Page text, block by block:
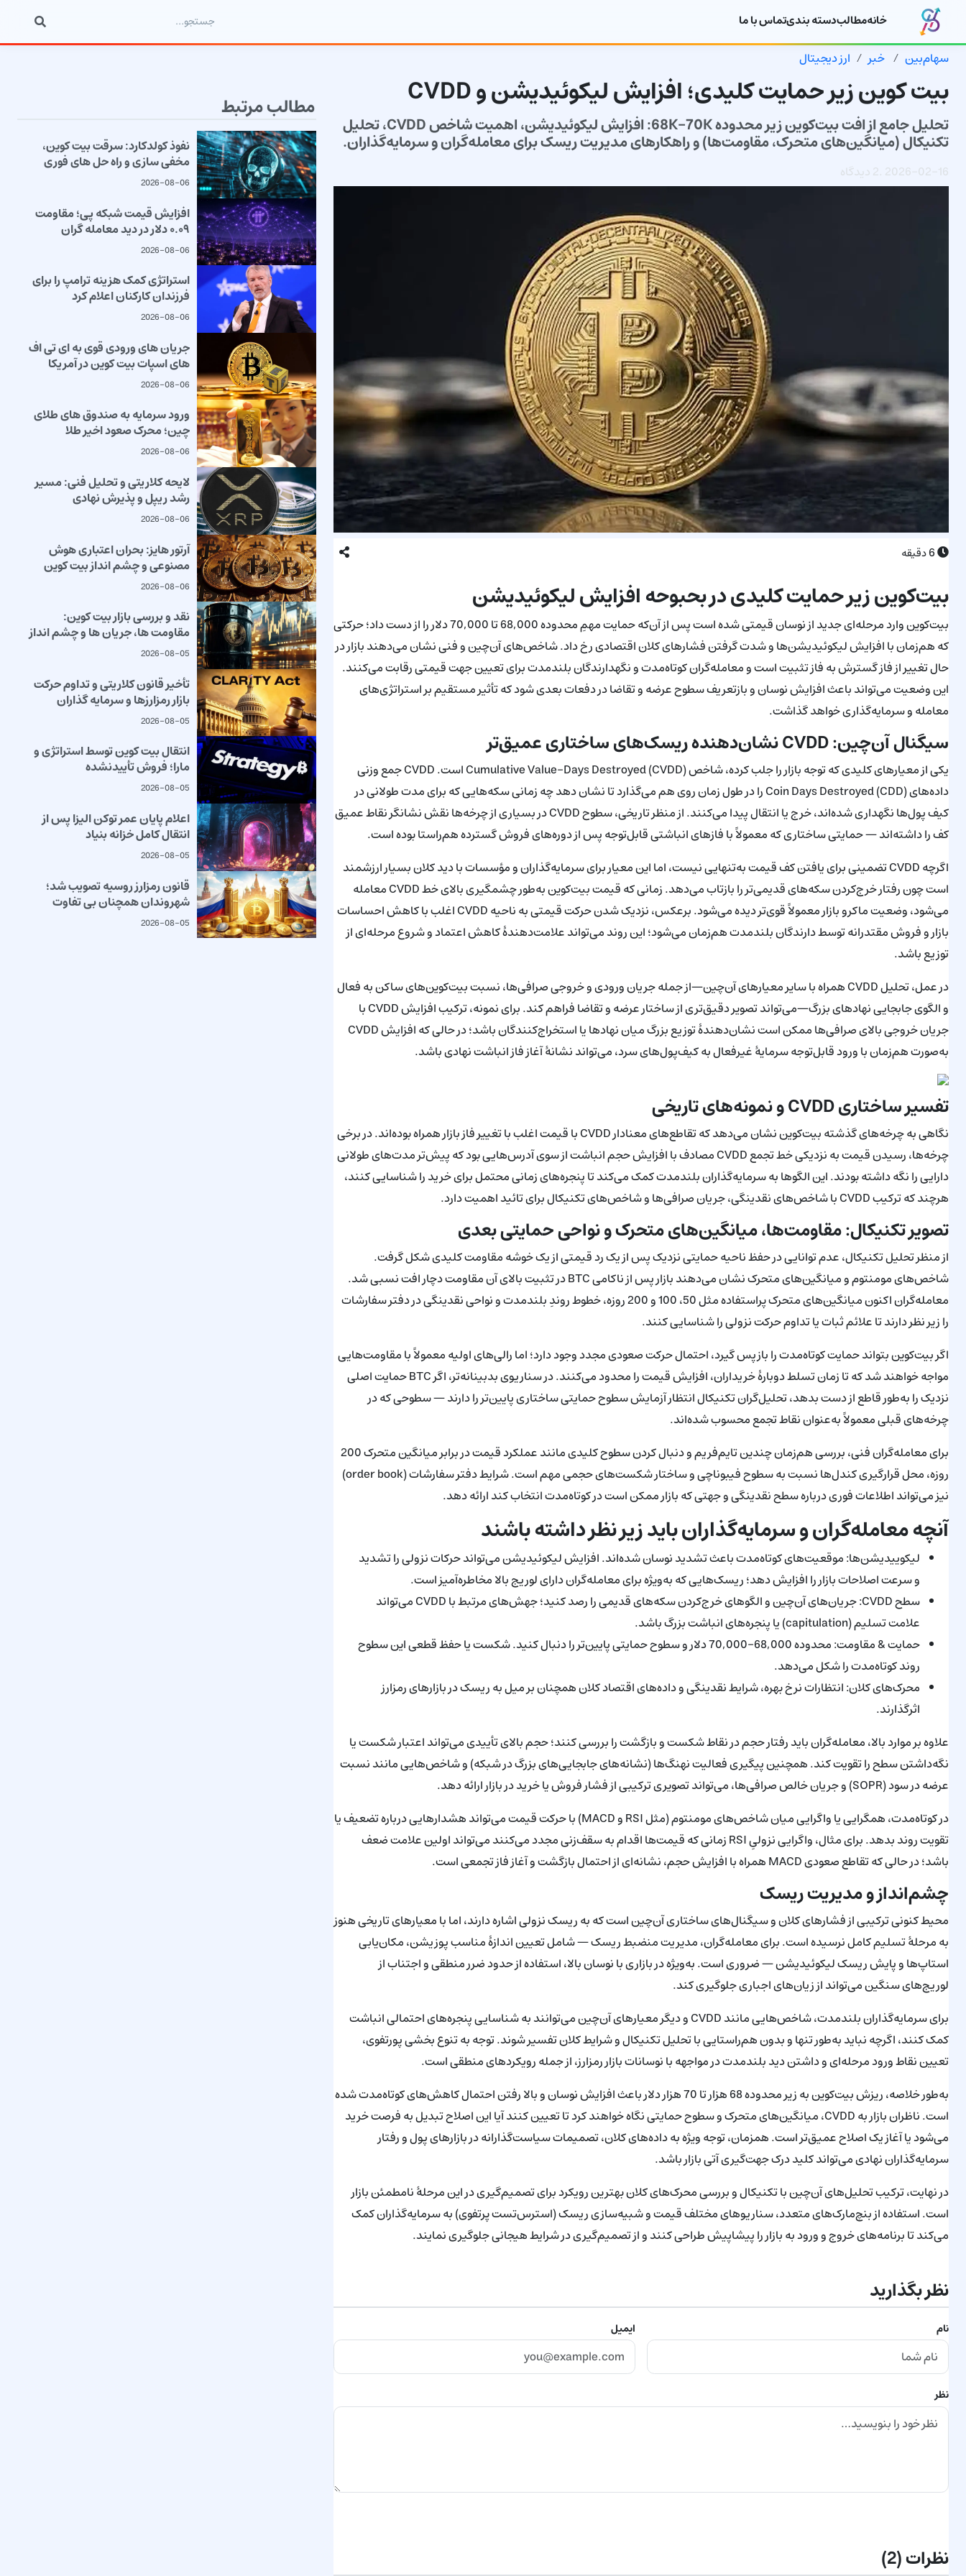
خانهمطالبدسته بندیتماس با ما
سهام‌بین خبر ارز دیجیتال
بیت کوین زیر حمایت کلیدی؛ افزایش لیکوئیدیشن و CVDD
تحلیل جامع از افت بیت‌کوین زیر محدوده 68K–70K: افزایش لیکوئیدیشن، اهمیت شاخص CVDD، تحلیل
تکنیکال (میانگین‌های متحرک، مقاومت‌ها) و راهکارهای مدیریت ریسک برای معامله‌گران و سرمایه‌گذاران.
2026-02-16
.2 دیدگاه
6دقیقه
بیت‌کوین زیر حمایت کلیدی در بحبوحه افزایش لیکوئیدیشن
بیت‌کوین وارد مرحله‌ای جدید از نوسان قیمتی شده است پس از آن‌که حمایت مهمِ محدوده 68,000 تا 70,000 دلار را از دست داد؛ حرکتی
که هم‌زمان با افزایش لیکوئیدیشن‌ها و شدت گرفتن فشارهای کلان اقتصادی رخ داد. شاخص‌های آن‌چین و فنی نشان می‌دهند بازار در
حال تغییر از فاز گسترش به فاز تثبیت است و معامله‌گران کوتاه‌مدت و نگهدارندگان بلندمدت برای تعیین جهت قیمتی رقابت می‌کنند.
این وضعیت می‌تواند باعث افزایش نوسان و بازتعریف سطوح عرضه و تقاضا در دفعات بعدی شود که تأثیر مستقیم بر استراتژی‌های
معامله و سرمایه‌گذاری خواهد گذاشت.
سیگنال آن‌چین: CVDD نشان‌دهنده ریسک‌های ساختاری عمیق‌تر
یکی از معیارهای کلیدی که توجه بازار را جلب کرده، شاخص Cumulative Value-Days Destroyed (CVDD) است. CVDD جمع وزنی
داده‌های Coin Days Destroyed (CDD) را در طول زمان روی هم می‌گذارد تا نشان دهد چه زمانی سکه‌هایی که برای مدت طولانی در
کیف پول‌ها نگهداری شده‌اند، خرج یا انتقال پیدا می‌کنند. از منظر تاریخی، سطوح CVDD در بسیاری از چرخه‌ها نقش نشانگر نقاط عمیق
کف را داشته‌اند — حمایتی ساختاری که معمولاً با فازهای انباشتی قابل‌توجه پس از دوره‌های فروش گسترده هم‌راستا بوده است.
اگرچه CVDD تضمینی برای یافتن کف قیمت به‌تنهایی نیست، اما این معیار برای سرمایه‌گذاران و مؤسسات با دید کلان بسیار ارزشمند
است چون رفتار خرج‌کردن سکه‌های قدیمی‌تر را بازتاب می‌دهد. زمانی که قیمت بیت‌کوین به‌طور چشمگیری بالای خط CVDD معامله
می‌شود، وضعیت ماکرو بازار معمولاً قوی‌تر دیده می‌شود. برعکس، نزدیک شدن حرکت قیمتی به ناحیه CVDD اغلب با کاهش احساسات
بازار و فروش مقتدرانه توسط دارندگان بلندمدت هم‌زمان می‌شود؛ این روند می‌تواند علامت‌دهندهٔ کاهش اعتماد و شروع مرحله‌ای از
توزیع باشد.
در عمل، تحلیل CVDD همراه با سایر معیارهای آن‌چین—از جمله جریان ورودی و خروجی صرافی‌ها، نسبت بیت‌کوین‌های ساکن به فعال
و الگوی جابجایی نهادهای بزرگ—می‌تواند تصویر دقیق‌تری از ساختار عرضه و تقاضا فراهم کند. برای نمونه، ترکیب افزایش CVDD با
جریان خروجی بالای صرافی‌ها ممکن است نشان‌دهندهٔ توزیع بزرگ میان نهادها یا استخراج‌کنندگان باشد؛ در حالی که افزایش CVDD
به‌صورت هم‌زمان با ورود قابل‌توجه سرمایهٔ غیرفعال به کیف‌پول‌های سرد، می‌تواند نشانهٔ آغاز فاز انباشت نهادی باشد.
تفسیر ساختاری CVDD و نمونه‌های تاریخی
نگاهی به چرخه‌های گذشته بیت‌کوین نشان می‌دهد که تقاطع‌های معنادار CVDD با قیمت اغلب با تغییر فاز بازار همراه بوده‌اند. در برخی
چرخه‌ها، رسیدن قیمت به نزدیکی خط تجمع CVDD مصادف با افزایش حجم انباشت از سوی آدرس‌هایی بود که پیش‌تر مدت‌های طولانی
دارایی را نگه داشته بودند. این الگوها به سرمایه‌گذاران بلندمدت کمک می‌کند تا پنجره‌های زمانی محتمل برای خرید را شناسایی کنند،
هرچند که ترکیب CVDD با شاخص‌های نقدینگی، جریان صرافی‌ها و شاخص‌های تکنیکال برای تائید اهمیت دارد.
تصویر تکنیکال: مقاومت‌ها، میانگین‌های متحرک و نواحی حمایتی بعدی
از منظر تحلیل تکنیکال، عدم توانایی در حفظ ناحیه حمایتی نزدیک پس از یک رد قیمتی از یک خوشه مقاومت کلیدی شکل گرفت.
شاخص‌های مومنتوم و میانگین‌های متحرک نشان می‌دهند بازار پس از ناکامی BTC در تثبیت بالای آن مقاومت دچار افت نسبی شد.
معامله‌گران اکنون میانگین‌های متحرک پراستفاده مثل 50، 100 و 200 روزه، خطوط روندِ بلندمدت و نواحی نقدینگی در دفتر سفارشات
را زیر نظر دارند تا علائم ثبات یا تداوم حرکت نزولی را شناسایی کنند.
اگر بیت‌کوین بتواند حمایت کوتاه‌مدت را بازپس گیرد، احتمال حرکت صعودی مجدد وجود دارد؛ اما رالی‌های اولیه معمولاً با مقاومت‌هایی
مواجه خواهند شد که تا زمان تسلط دوبارهٔ خریداران، افزایش قیمت را محدود می‌کنند. در سناریوی بدبینانه‌تر، اگر BTC حمایت اصلی
نزدیک را به‌طور قاطع از دست بدهد، تحلیل‌گران تکنیکال انتظار آزمایش سطوح حمایتی ساختاری پایین‌تر را دارند — سطوحی که در
چرخه‌های قبلی معمولاً به‌عنوان نقاط تجمع محسوب شده‌اند.
برای معامله‌گران فنی، بررسی هم‌زمان چندین تایم‌فریم و دنبال کردن سطوح کلیدی مانند عملکرد قیمت در برابر میانگین متحرک 200
روزه، محل قرارگیری کندل‌ها نسبت به سطوح فیبوناچی و ساختار شکست‌های حجمی مهم است. شرایط دفتر سفارشات (order book)
نیز می‌تواند اطلاعات فوری درباره سطح نقدینگی و جهتی که بازار ممکن است در کوتاه‌مدت انتخاب کند ارائه دهد.
آنچه معامله‌گران و سرمایه‌گذاران باید زیر نظر داشته باشند
لیکوییدیشن‌ها: موقعیت‌های کوتاه‌مدت باعث تشدید نوسان شده‌اند. افزایش لیکوئیدیشن می‌تواند حرکات نزولی را تشدید
و سرعت اصلاحات بازار را افزایش دهد؛ ریسک‌هایی که به‌ویژه برای معامله‌گران دارای لوریج بالا مخاطره‌آمیز است.
سطح CVDD: جریان‌های آن‌چین و الگوهای خرج‌کردن سکه‌های قدیمی را رصد کنید؛ جهش‌های مرتبط با CVDD می‌تواند
علامت تسلیم (capitulation) یا پنجره‌های انباشت بزرگ باشد.
حمایت & مقاومت: محدوده 68,000–70,000 دلار و سطوح حمایتی پایین‌تر را دنبال کنید. شکست یا حفظ قطعی این سطوح
روند کوتاه‌مدت را شکل می‌دهد.
محرک‌های کلان: انتظارات نرخ بهره، شرایط نقدینگی و داده‌های اقتصاد کلان همچنان بر میل به ریسک در بازارهای رمزارز
اثرگذارند.
علاوه بر موارد بالا، معامله‌گران باید رفتار حجم در نقاط شکست و بازگشت را بررسی کنند؛ حجم بالای تأییدی می‌تواند اعتبار شکست یا
نگه‌داشتن سطح را تقویت کند. همچنین پیگیری فعالیت نهنگ‌ها (نشانه‌های جابجایی‌های بزرگ در شبکه) و شاخص‌هایی مانند نسبت
عرضه در سود (SOPR) و جریان خالص صرافی‌ها، می‌تواند تصویری ترکیبی از فشار فروش یا خرید در بازار ارائه دهد.
در کوتاه‌مدت، همگرایی یا واگرایی میان شاخص‌های مومنتوم (مثل RSI و MACD) با حرکت قیمت می‌تواند هشدارهایی درباره تضعیف یا
تقویت روند بدهد. برای مثال، واگرایی نزولیِ RSI زمانی که قیمت‌ها اقدام به سقف‌زنی مجدد می‌کنند می‌تواند اولین علامت ضعف
باشد؛ در حالی که تقاطع صعودی MACD همراه با افزایش حجم، نشانه‌ای از احتمال بازگشت و آغاز فاز تجمعی است.
چشم‌انداز و مدیریت ریسک
محیط کنونی ترکیبی از فشارهای کلان و سیگنال‌های ساختاری آن‌چین است که به ریسک نزولی اشاره دارند، اما با معیارهای تاریخی هنوز
به مرحلهٔ تسلیم کامل نرسیده است. برای معامله‌گران، مدیریت منضبط ریسک — شامل تعیین اندازهٔ مناسب پوزیشن، مکان‌یابی
استاپ‌ها و پایش ریسک لیکوئیدیشن — ضروری است. به‌ویژه در بازاری با نوسان بالا، استفاده از حدود ضرر منطقی و اجتناب از
لوریج‌های سنگین می‌تواند از زیان‌های اجباری جلوگیری کند.
برای سرمایه‌گذاران بلندمدت، شاخص‌هایی مانند CVDD و دیگر معیارهای آن‌چین می‌توانند به شناسایی پنجره‌های احتمالی انباشت
کمک کنند، اگرچه نباید به‌طور تنها و بدون هم‌راستایی با تحلیل تکنیکال و شرایط کلان تفسیر شوند. توجه به تنوع بخشی پورتفوی،
تعیین نقاط ورود مرحله‌ای و داشتن دید بلندمدت در مواجهه با نوسانات بازار رمزارز، از جمله رویکردهای منطقی است.
به‌طور خلاصه، ریزش بیت‌کوین به زیر محدوده 68 هزار تا 70 هزار دلار باعث افزایش نوسان و بالا رفتن احتمال کاهش‌های کوتاه‌مدت شده
است. ناظران بازار به CVDD، میانگین‌های متحرک و سطوح حمایتی نگاه خواهند کرد تا تعیین کنند آیا این اصلاح تبدیل به فرصت خرید
می‌شود یا آغاز یک اصلاح عمیق‌تر است. همزمان، توجه ویژه به داده‌های کلان، تصمیمات سیاست‌گذارانه در بازارهای پول و رفتار
سرمایه‌گذاران نهادی می‌تواند کلید درک جهت‌گیری آتی بازار باشد.
در نهایت، ترکیب تحلیل‌های آن‌چین با تکنیکال و بررسی محرک‌های کلان بهترین رویکرد برای تصمیم‌گیری در این مرحلهٔ نامطمئن بازار
است. استفاده از بنچ‌مارک‌های متعدد، سناریوهای مختلف قیمت و شبیه‌سازی ریسک (استرس‌تست پرتفوی) به سرمایه‌گذاران کمک
می‌کند تا برنامه‌های خروج و ورود به بازار را پیشاپیش طراحی کنند و از تصمیم‌گیری در شرایط هیجانی جلوگیری نمایند.
نظر بگذارید
نام ایمیل
نظر
نظرات(2)
مطالب مرتبط
نفوذ کولدکارد: سرقت بیت کوین،
مخفی سازی و راه حل های فوری
2026-08-06
افزایش قیمت شبکه پی؛ مقاومت
۰.۰۹ دلار در دید معامله گران
2026-08-06
استراتژی کمک هزینه ترامپ را برای
فرزندان کارکنان اعلام کرد
2026-08-06
جریان های ورودی قوی به ای تی اف
های اسپات بیت کوین در آمریکا
2026-08-06
ورود سرمایه به صندوق های طلای
چین؛ محرک صعود اخیر طلا
2026-08-06
لایحه کلاریتی و تحلیل فنی: مسیر
رشد ریپل و پذیرش نهادی
2026-08-06
آرتور هایز: بحران اعتباری هوش
مصنوعی و چشم انداز بیت کوین
2026-08-06
نقد و بررسی بازار بیت کوین:
مقاومت ها، جریان ها و چشم انداز
2026-08-05
تأخیر قانون کلاریتی و تداوم حرکت
بازار رمزارزها و سرمایه گذاران
2026-08-05
انتقال بیت کوین توسط استراتژی و
مارا؛ فروش تأییدنشده
2026-08-05
اعلام پایان عمر توکن الیزا پس از
انتقال کامل خزانه بنیاد
2026-08-05
قانون رمزارز روسیه تصویب شد؛
شهروندان همچنان بی تفاوت
2026-08-05